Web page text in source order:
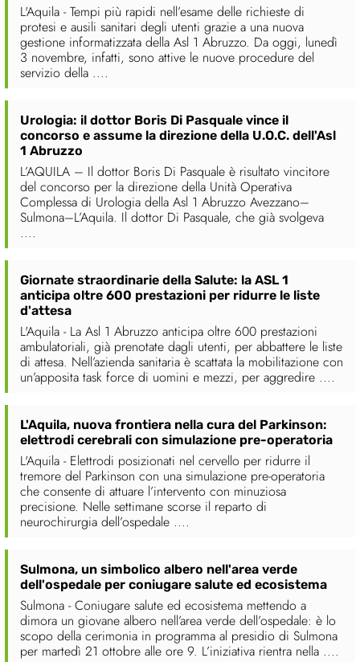
L'Aquila - Tempi più rapidi nell’esame delle richieste di
protesi e ausili sanitari degli utenti grazie a una nuova
gestione informatizzata della Asl 1 Abruzzo. Da oggi, lunedì
3 novembre, infatti, sono attive le nuove procedure del
servizio della ....
Urologia: il dottor Boris Di Pasquale vince il
concorso e assume la direzione della U.O.C. dell'Asl
1 Abruzzo
L’AQUILA – Il dottor Boris Di Pasquale è risultato vincitore
del concorso per la direzione della Unità Operativa
Complessa di Urologia della Asl 1 Abruzzo Avezzano–
Sulmona–L’Aquila. Il dottor Di Pasquale, che già svolgeva
....
Giornate straordinarie della Salute: la ASL 1
anticipa oltre 600 prestazioni per ridurre le liste
d'attesa
L'Aquila - La Asl 1 Abruzzo anticipa oltre 600 prestazioni
ambulatoriali, già prenotate dagli utenti, per abbattere le liste
di attesa. Nell’azienda sanitaria è scattata la mobilitazione con
un’apposita task force di uomini e mezzi, per aggredire ....
L'Aquila, nuova frontiera nella cura del Parkinson:
elettrodi cerebrali con simulazione pre-operatoria
L'Aquila - Elettrodi posizionati nel cervello per ridurre il
tremore del Parkinson con una simulazione pre-operatoria
che consente di attuare l’intervento con minuziosa
precisione. Nelle settimane scorse il reparto di
neurochirurgia dell’ospedale ....
Sulmona, un simbolico albero nell'area verde
dell'ospedale per coniugare salute ed ecosistema
Sulmona - Coniugare salute ed ecosistema mettendo a
dimora un giovane albero nell’area verde dell’ospedale: è lo
scopo della cerimonia in programma al presidio di Sulmona
per martedì 21 ottobre alle ore 9. L’iniziativa rientra nella ....